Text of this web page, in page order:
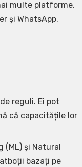
multe platforme,
și WhatsApp.
reguli. Ei pot
că capacitățile lor
(ML) și Natural
bazați pe